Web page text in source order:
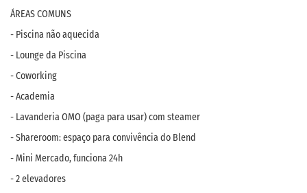
ÁREAS COMUNS
- Piscina não aquecida
- Lounge da Piscina
- Coworking
- Academia
- Lavanderia OMO (paga para usar) com steamer
- Shareroom: espaço para convivência do Blend
- Mini Mercado, funciona 24h
- 2 elevadores